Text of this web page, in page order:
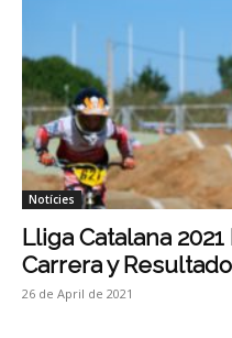
Notícies
Lliga Catalana
Carrera y
26 de April de 2021